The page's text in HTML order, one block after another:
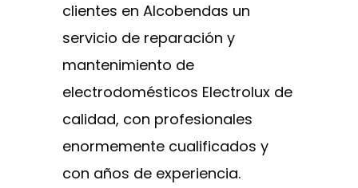
clientes en Alcobendas un
servicio de reparación y
mantenimiento de
electrodomésticos Electrolux de
calidad, con profesionales
enormemente cualificados y
con años de experiencia.